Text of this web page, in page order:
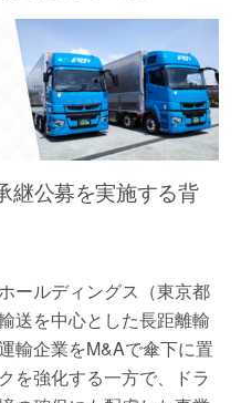
継公募を実施する背
ールディングス（東京都
送を中心とした長距離輸
輸企業をM&Aで傘下に置
を強化する一方で、ドラ